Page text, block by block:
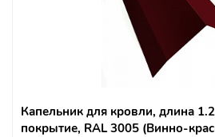
Капельник для кровли, длина
покрытие, RAL 3005 (Винно-